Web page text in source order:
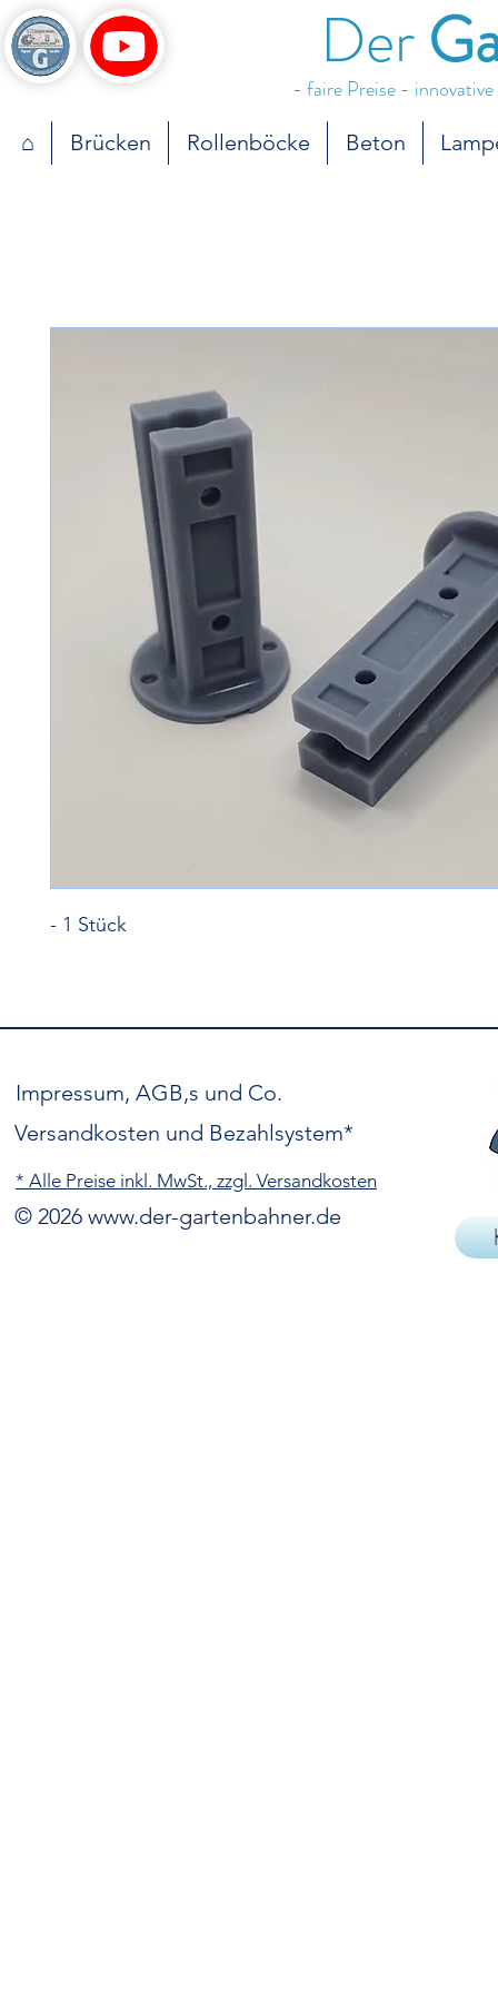
Der
- faire Preise -
⌂ Brücken Rollenböcke Beton
- 1 Stück
Impressum, AGB,s und Co.
Versandkosten und Bezahlsystem*
* Alle Preise inkl. MwSt., zzgl. Versandkosten
© 2026 www.der-gartenbahner.de